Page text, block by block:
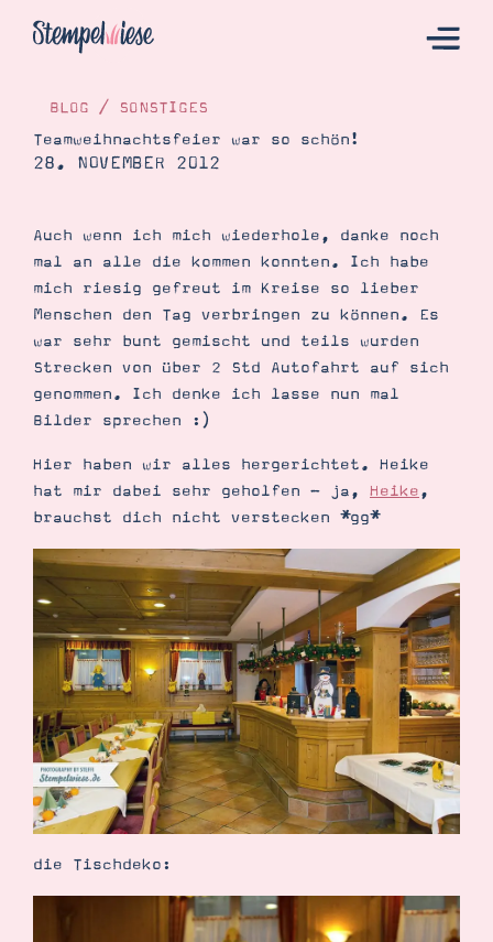
Katalog
Bestellen
Kontakt
Angebote
Demonstrator werden
Gutscheine
Produkte erklärt
Über mich
Über Stampin’ Up!
Tipps & Tricks
Ordnungstipps
BLOG / SONSTIGES
Teamweihnachtsfeier war so schön!
28. NOVEMBER 2012
Auch wenn ich mich wiederhole, danke noch
mal an alle die kommen konnten. Ich habe
mich riesig gefreut im Kreise so lieber
Menschen den Tag verbringen zu können. Es
war sehr bunt gemischt und teils wurden
Strecken von über 2 Std Autofahrt auf sich
genommen. Ich denke ich lasse nun mal
Bilder sprechen :)
Hier haben wir alles hergerichtet. Heike
hat mir dabei sehr geholfen - ja, Heike,
brauchst dich nicht verstecken *gg*
die Tischdeko: